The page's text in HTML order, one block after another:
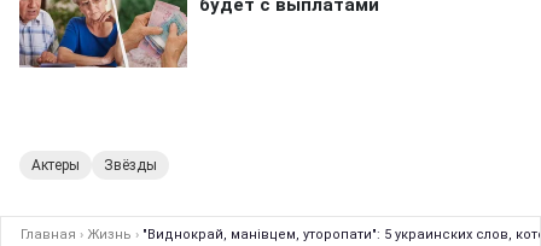
Актеры Звёзды
Главная › Жизнь › "Виднокрай, манівцем, уторопати": 5 украинских слов,